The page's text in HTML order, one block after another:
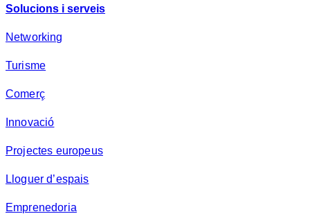
Solucions i serveis
Networking
Turisme
Comerç
Innovació
Projectes europeus
Lloguer d’espais
Emprenedoria